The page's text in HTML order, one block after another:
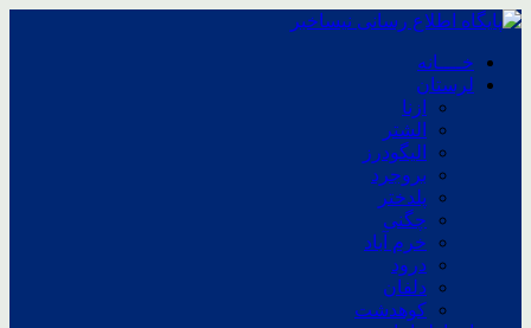
خــــانه
لرستان
ازنا
الشتر
الیگودرز
بروجرد
پلدختر
چگنی
خرم آباد
درود
دلفان
کوهدشت